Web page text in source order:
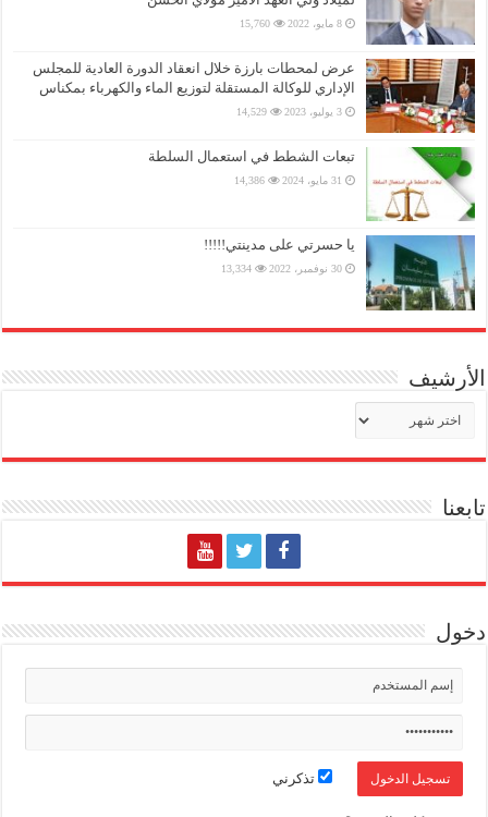
8 مايو، 2022 15,760
عرض لمحطات بارزة خلال انعقاد الدورة العادية للمجلس
الإداري للوكالة المستقلة لتوزيع الماء والكهرباء بمكناس
3 يوليو، 2023 14,529
تبعات الشطط في استعمال السلطة
31 مايو، 2024 14,386
يا حسرتي على مدينتي!!!!!
30 نوفمبر، 2022 13,334
الأرشيف
الأرشيف
تابعنا
دخول
تذكرني